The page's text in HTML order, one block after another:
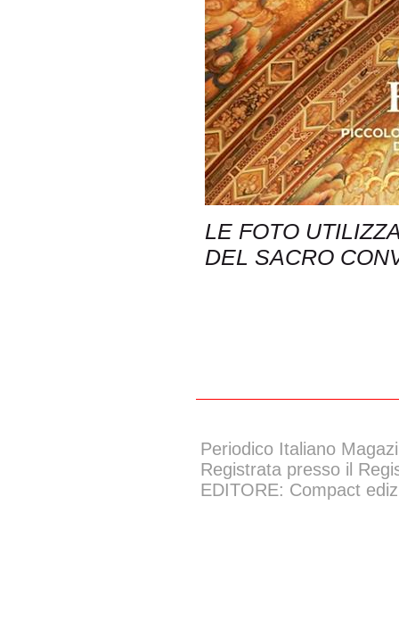
LE FOTO
DEL SACRO
Periodico Italiano
Registrata presso il
EDITORE: Compact